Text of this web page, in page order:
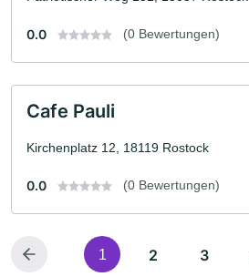
0.0 (0 Bewertungen)
Cafe Pauli
Kirchenplatz 12, 18119 Rostock
0.0 (0 Bewertungen)
1 2 3